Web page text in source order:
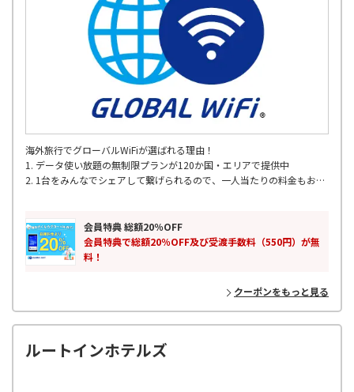
海外旅行でグローバルWiFiが選ばれる理由！
1. データ使い放題の無制限プランが120か国・エリアで提供中
2. 1台をみんなでシェアして繋げられるので、一人当たりの料金もお得
5. 海外200以上の国･地域対応
6. 24時間365日 WiFiサポート
会員特典 総額20％OFF
会員特典で総額20％OFF及び受渡手数料（550円）が無
料！
クーポンをもっと見る
ルートインホテルズ